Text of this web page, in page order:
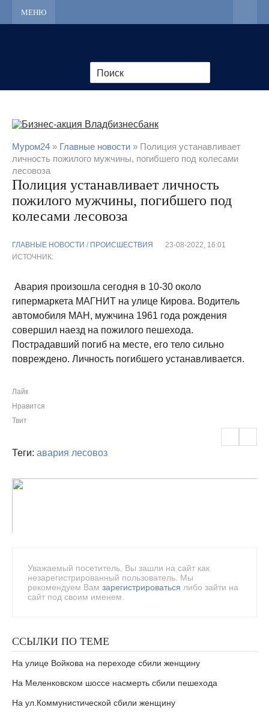
МЕНЮ
Муром24 » Главные новости » Полиция устанавливает
личность пожилого мужчины, погибшего под колесами
лесовоза
Полиция устанавливает личность
пожилого мужчины, погибшего под
колесами лесовоза
ГЛАВНЫЕ НОВОСТИ / ПРОИСШЕСТВИЯ
23-08-2022, 16:01
ИСТОЧНИК:
Авария произошла сегодня в 10-30 около
гипермаркета МАГНИТ на улице Кирова. Водитель
автомобиля МАН, мужчина 1961 года рождения
совершил наезд на пожилого пешехода.
Пострадавший погиб на месте, его тело сильно
повреждено. Личность погибшего устанавливается.
Лайк
Нравится
Твит
Теги: авария лесовоз
Уважаемый посетитель, Вы зашли на сайт как
незарегистрированный пользователь. Мы
рекомендуем Вам зарегистрироваться либо зайти на
сайт под своим именем.
ССЫЛКИ ПО ТЕМЕ
На улице Войкова на переходе сбили женщину
На Меленковском шоссе насмерть сбили пешехода
На ул.Коммунистической сбили женщину